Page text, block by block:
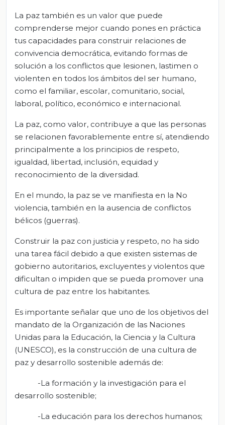
La paz también es un valor que puede
comprenderse mejor cuando pones en práctica
tus capacidades para construir relaciones de
convivencia democrática, evitando formas de
solución a los conflictos que lesionen, lastimen o
violenten en todos los ámbitos del ser humano,
como el familiar, escolar, comunitario, social,
laboral, político, económico e internacional.
La paz, como valor, contribuye a que las personas
se relacionen favorablemente entre sí, atendiendo
principalmente a los principios de respeto,
igualdad, libertad, inclusión, equidad y
reconocimiento de la diversidad.
En el mundo, la paz se ve manifiesta en la No
violencia, también en la ausencia de conflictos
bélicos (guerras).
Construir la paz con justicia y respeto, no ha sido
una tarea fácil debido a que existen sistemas de
gobierno autoritarios, excluyentes y violentos que
dificultan o impiden que se pueda promover una
cultura de paz entre los habitantes.
Es importante señalar que uno de los objetivos del
mandato de la Organización de las Naciones
Unidas para la Educación, la Ciencia y la Cultura
(UNESCO), es la construcción de una cultura de
paz y desarrollo sostenible además de:
-La formación y la investigación para el
desarrollo sostenible;
-La educación para los derechos humanos;